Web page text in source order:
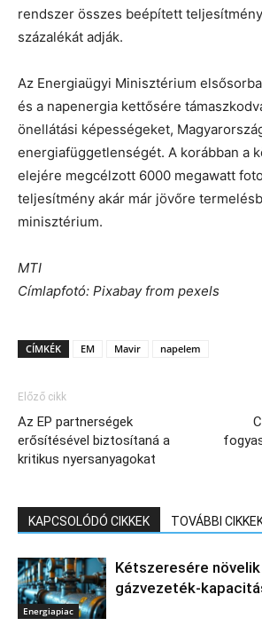
rendszer összes beépített
százalékát adják.
Az Energiaügyi Minisztérium
és a napenergia kettősére
önellátási képességeket,
energiafüggetlenségét. A korábban a
elejére megcélzott 6000 megawatt
teljesítmény akár már jövőre
minisztérium.
MTI
Címlapfotó: Pixabay from pexels
CÍMKÉK EM Mavir napelem
Előző cikk
Az EP partnerségek
erősítésével biztosítaná a
kritikus nyersanyagokat
KAPCSOLÓDÓ CIKKEK TOVÁBBI
Energiapiac
Kétszeresére
gázvezeték-